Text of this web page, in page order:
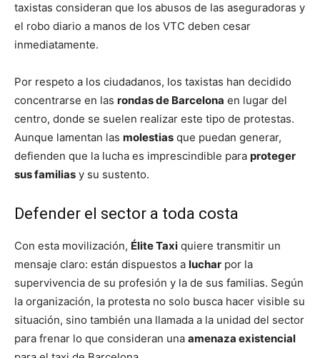
taxistas consideran que los abusos de las aseguradoras y
el robo diario a manos de los VTC deben cesar
inmediatamente.
Por respeto a los ciudadanos, los taxistas han decidido
concentrarse en las rondas de Barcelona en lugar del
centro, donde se suelen realizar este tipo de protestas.
Aunque lamentan las molestias que puedan generar,
defienden que la lucha es imprescindible para proteger
sus familias y su sustento.
Defender el sector a toda costa
Con esta movilización, Élite Taxi quiere transmitir un
mensaje claro: están dispuestos a luchar por la
supervivencia de su profesión y la de sus familias. Según
la organización, la protesta no solo busca hacer visible su
situación, sino también una llamada a la unidad del sector
para frenar lo que consideran una amenaza existencial